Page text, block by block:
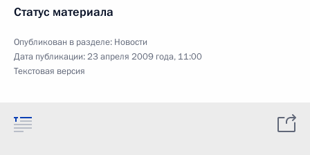
Статус материала
Опубликован в разделе: Новости
Дата публикации:23 апреля 2009 года, 11:00
Текстовая версия